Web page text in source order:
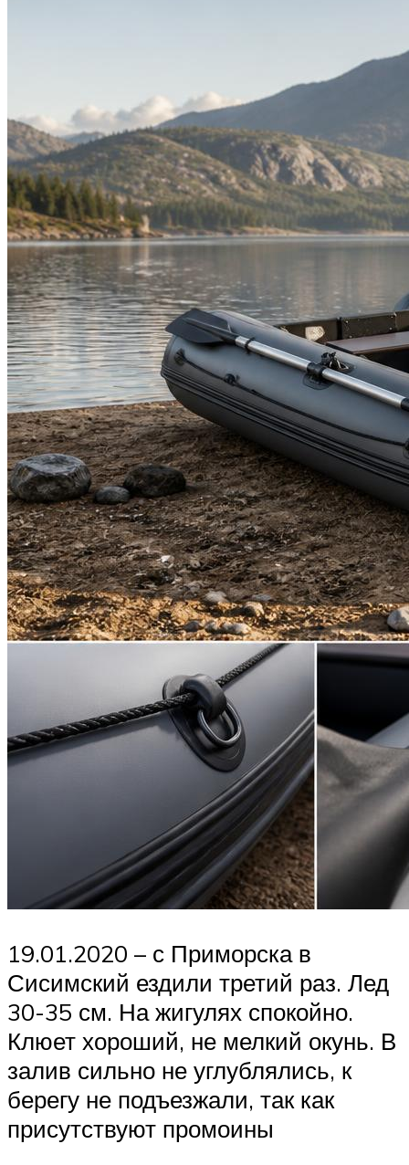
19.01.2020 – с Приморска в
Сисимский ездили третий раз. Лед
30-35 см. На жигулях спокойно.
Клюет хороший, не мелкий окунь. В
залив сильно не углублялись, к
берегу не подъезжали, так как
присутствуют промоины